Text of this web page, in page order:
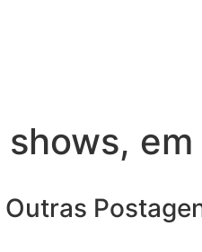
em
Outras